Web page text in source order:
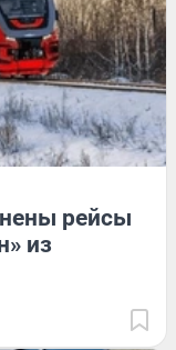
рейсы
из